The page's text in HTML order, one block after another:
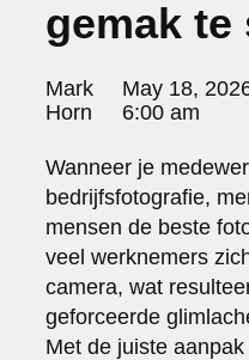
portraits 2
portraits 3
sanoma view 2014
het zuiderlicht
thomas van luyn
various
parool christmas
editorial
travel
commercial
fashion
gemak te
Posted
by:
Mark
Horn
May 18,
6:00 am
Wanneer je
bedrijfsfotografie,
mensen de beste
veel werknemers
camera, wat
geforceerde
Met de juiste